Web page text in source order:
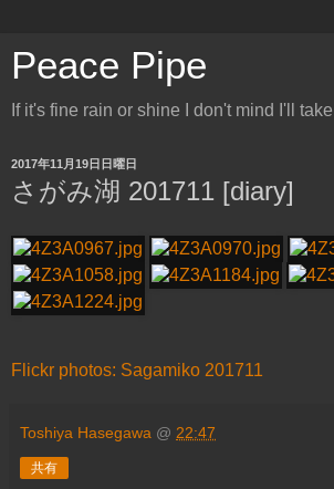
Peace Pipe
If it's fine rain or shine I don't mind I'll
2017年11月19日日曜日
さがみ湖 201711 [diary]
Flickr photos: Sagamiko 201711
Toshiya Hasegawa @ 22:47
共有